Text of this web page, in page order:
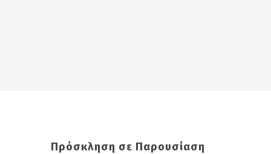
Πρόσκληση σε Παρουσίαση